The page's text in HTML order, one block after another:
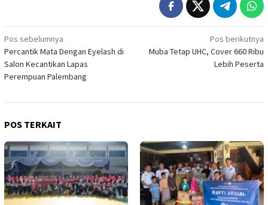
Navigasi
pos
Pos sebelumnya
Percantik Mata Dengan Eyelash di
Salon Kecantikan Lapas
Perempuan Palembang
Pos berikutnya
Muba Tetap UHC, Cover 660 Ribu
Lebih Peserta
POS TERKAIT